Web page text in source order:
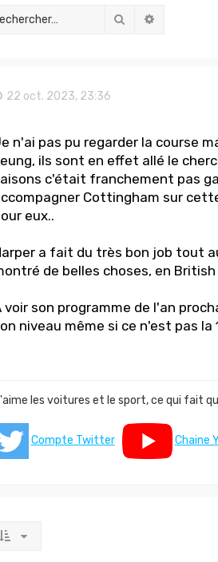
Rechercher
22 oct. 2023, 23:36
n'ai pas pu regarder la course
ils sont en effet allé le
c'était franchement pas
Cottingham sur
eux..
a fait du très bon job tout
de belles choses, en
voir son programme de l'an
niveau même si ce n'est pas
les voitures et le sport, ce qui fait
Compte Twitter
Chaine